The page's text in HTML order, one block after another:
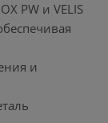
PW и VELIS
и